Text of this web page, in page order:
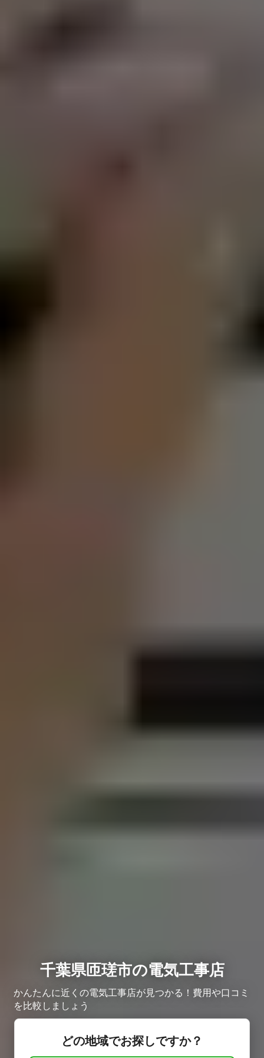
千葉県匝瑳市の電気工事店
かんたんに近くの電気工事店が見つかる！費用や口コミ
を比較しましょう
どの地域でお探しですか？